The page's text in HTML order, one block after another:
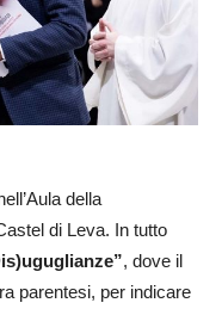
della
di Leva. In tutto
, dove il
parentesi, per indicare